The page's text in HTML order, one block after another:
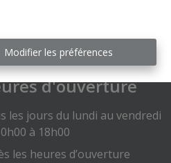
Modifier les préférences
d'ouverture
les jours du lundi au vendredi
à 18h00
les heures d’ouverture